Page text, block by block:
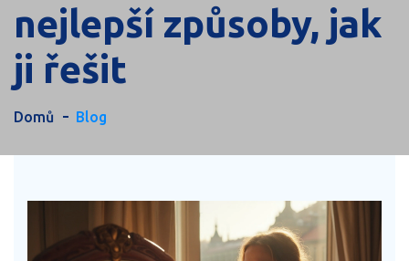
nejlepší způsoby, jak
ji řešit
Domů Blog